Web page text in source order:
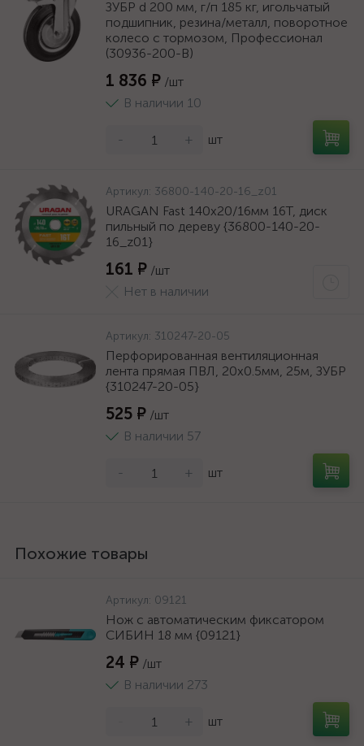
ЗУБР d 200 мм, г/п 185 кг, игольчатый
подшипник, резина/металл, поворотное
колесо c тормозом, Профессионал
(30936-200-B)
1 836 ₽ /шт
В наличии 10
- + шт
Артикул: 36800-140-20-16_z01
URAGAN Fast 140x20/16мм 16Т, диск
пильный по дереву {36800-140-20-
16_z01}
161 ₽ /шт
Нет в наличии
Артикул: 310247-20-05
Перфорированная вентиляционная
лента прямая ПВЛ, 20х0.5мм, 25м, ЗУБР
{310247-20-05}
525 ₽ /шт
В наличии 57
- + шт
Похожие товары
Артикул: 09121
Нож с автоматическим фиксатором
СИБИН 18 мм {09121}
24 ₽ /шт
В наличии 273
+ шт